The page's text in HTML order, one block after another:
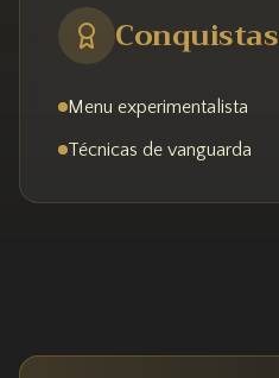
Conquistas
Menu experimentalista
Técnicas de vanguarda